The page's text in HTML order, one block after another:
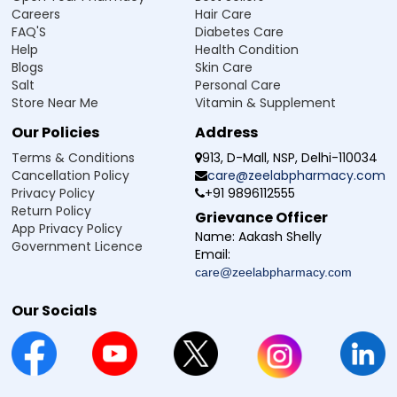
तक ली जा सकती है?
Q7. भारत में Olanzapine 5mg Tablets कहाँ खरीदें?
Q8. क्या Olanzapine 5mg लीवर या किडनी पर असर डाल
Q9. Olanzapine 5mg Tablet के क्या दुष्प्रभाव हो सकते
हैं?
Q10. क्या गर्भावस्था या स्तनपान के दौरान Olanzel 5
Tablet सुरक्षित है?
Written By
Dr. Himani Gupta
Reviewed By
Dr. Anubhav Singh
Careers
FAQ'S
Help
Blogs
Salt
Store Near Me
Hair Care
Diabetes Care
Health Condition
Skin Care
Personal Care
Vitamin & Supplement
Our Policies
Terms & Conditions
Cancellation Policy
Privacy Policy
Return Policy
App Privacy Policy
Government Licence
Address
913, D-Mall, NSP, Delhi-110034
care@zeelabpharmacy.com
+91 9896112555
Grievance Officer
Name: Aakash Shelly
Email:
care@zeelabpharmacy.com
Our Socials